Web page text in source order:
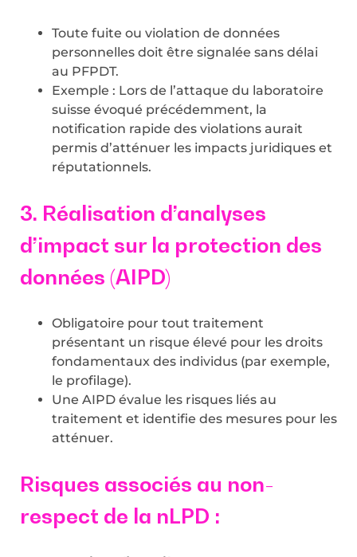
Toute fuite ou violation de données
personnelles doit être signalée sans délai
au PFPDT.
Exemple : Lors de l’attaque du laboratoire
suisse évoqué précédemment, la
notification rapide des violations aurait
permis d’atténuer les impacts juridiques et
réputationnels.
3. Réalisation d’analyses
d’impact sur la protection des
données (AIPD)
Obligatoire pour tout traitement
présentant un risque élevé pour les droits
fondamentaux des individus (par exemple,
le profilage).
Une AIPD évalue les risques liés au
traitement et identifie des mesures pour les
atténuer.
Risques associés au non-
respect de la nLPD :